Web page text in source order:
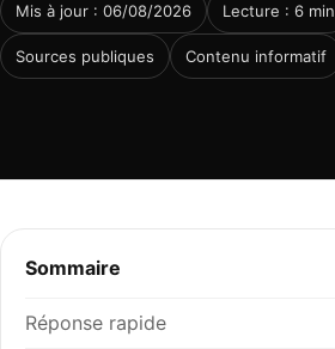
Mis à jour : 06/08/2026 Lecture : 6 min
Sources publiques Contenu informatif
Sommaire
Réponse rapide